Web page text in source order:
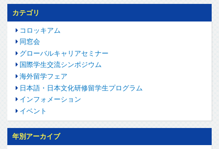
カテゴリ
コロッキアム
同窓会
グローバルキャリアセミナー
国際学生交流シンポジウム
海外留学フェア
日本語・日本文化研修留学生プログラム
インフォメーション
イベント
年別アーカイブ